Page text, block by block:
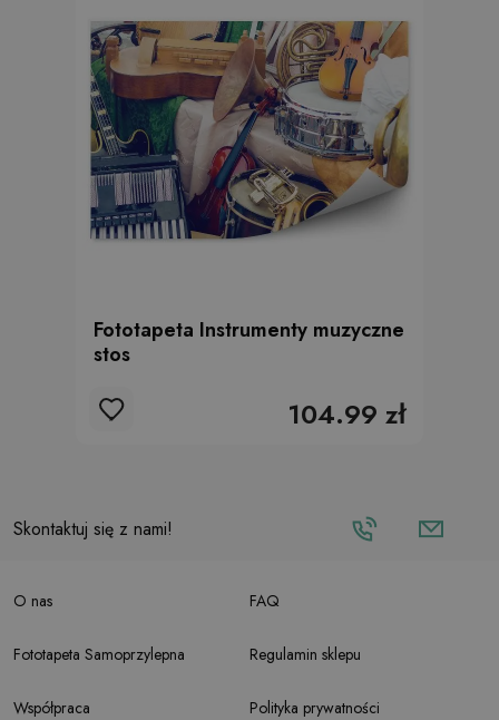
Fototapeta Instrumenty muzyczne
stos
104.99 zł
Skontaktuj się z nami!
O nas
Fototapeta Samoprzylepna
Współpraca
FAQ
Regulamin sklepu
Polityka prywatności